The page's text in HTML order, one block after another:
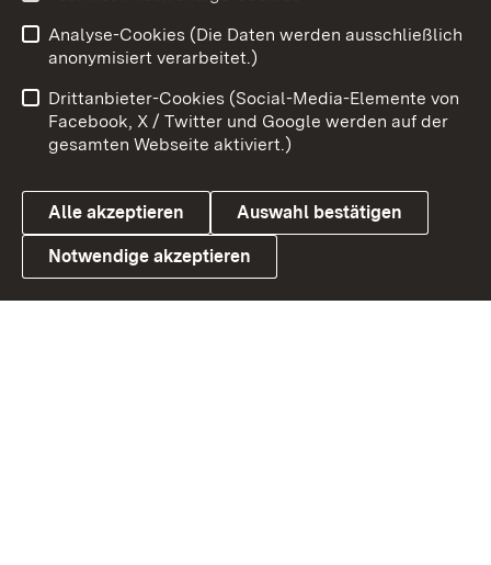
Link zum Landesportal
Impressum
Kontakt
Barrierefreiheit
Datenschutz
Cookies
Analyse-Cookies (Die Daten werden ausschließlich
anonymisiert verarbeitet.)
Drittanbieter-Cookies (Social-Media-Elemente von
Facebook, X / Twitter und Google werden auf der
gesamten Webseite aktiviert.)
Alle akzeptieren Auswahl bestätigen
Notwendige akzeptieren